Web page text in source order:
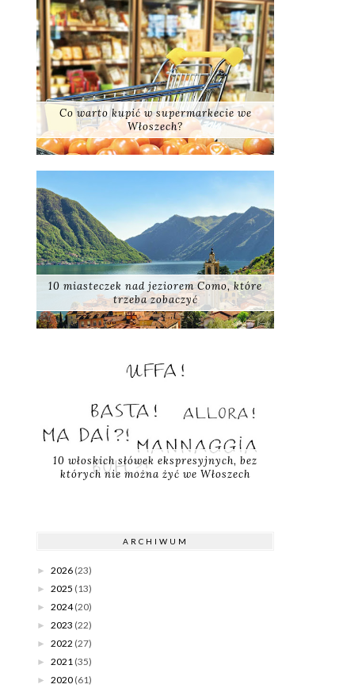
Co warto kupić w supermarkecie we
Włoszech?
10 miasteczek nad jeziorem Como, które
trzeba zobaczyć
10 włoskich słówek ekspresyjnych, bez
których nie można żyć we Włoszech
ARCHIWUM
► 2026 (23)
► 2025 (13)
► 2024 (20)
► 2023 (22)
► 2022 (27)
► 2021 (35)
► 2020 (61)